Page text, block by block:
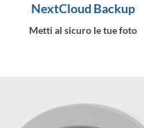
NextCloud Backup
Metti al sicuro le tue foto